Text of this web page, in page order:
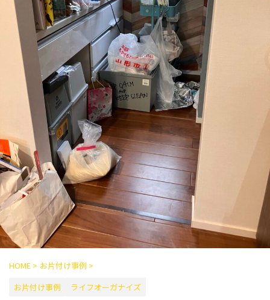
HOME > お片付け事例 >
お片付け事例
ライフオーガナイズ